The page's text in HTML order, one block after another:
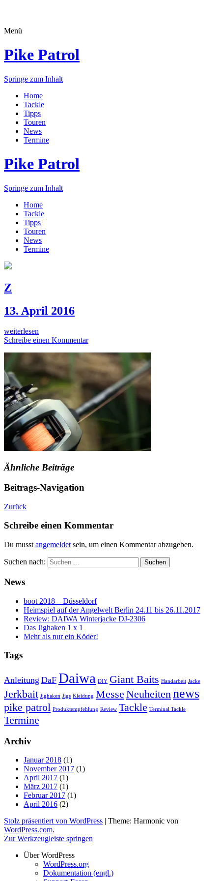
Menü
Pike Patrol
Springe zum Inhalt
Home
Tackle
Tipps
Touren
News
Termine
Pike Patrol
Springe zum Inhalt
Home
Tackle
Tipps
Touren
News
Termine
Z
13. April 2016
weiterlesen
Schreibe einen Kommentar
Ähnliche Beiträge
Beitrags-Navigation
Zurück
Schreibe einen Kommentar
Du musst angemeldet sein, um einen Kommentar abzugeben.
Suchen nach:
News
boot 2018 – Düsseldorf
Heimspiel auf der Angelwelt Berlin 24.11 bis 26.11.2017
Review: DAIWA Winterjacke DJ-2306
Das Jighaken 1 x 1
Mehr als nur ein Köder!
Tags
Anleitung DaF Daiwa DIY Giant Baits Handarbeit Jacke
Jerkbait Jighaken Jigs Kleidung Messe Neuheiten news
pike patrol Produktempfehlung Review Tackle Terminal Tackle
Termine
Archiv
Januar 2018 (1)
November 2017 (1)
April 2017 (1)
März 2017 (1)
Februar 2017 (1)
April 2016 (2)
Stolz präsentiert von WordPress | Theme: Harmonic von
WordPress.com.
Zur Werkzeugleiste springen
Über WordPress
WordPress.org
Dokumentation (engl.)